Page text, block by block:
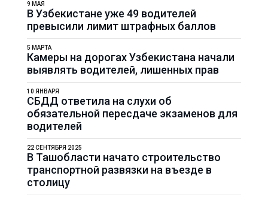
В Узбекистане уже 49 водителей
превысили лимит штрафных баллов
9 МАЯ
Камеры на дорогах Узбекистана начали
выявлять водителей, лишенных прав
5 МАРТА
СБДД ответила на слухи об
обязательной пересдаче экзаменов для
водителей
10 ЯНВАРЯ
В Ташобласти начато строительство
транспортной развязки на въезде в
столицу
22 СЕНТЯБРЯ 2025